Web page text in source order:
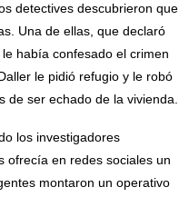
detectives descubrieron que
Una de ellas, que declaró
había confesado el crimen
le pidió refugio y le robó
de ser echado de la vivienda.
los investigadores
ofrecía en redes sociales un
montaron un operativo